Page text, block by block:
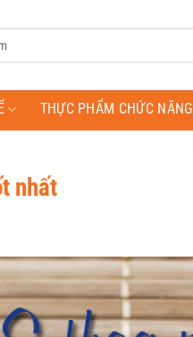
THỰC PHẨM CHỨC NĂNG
nhất